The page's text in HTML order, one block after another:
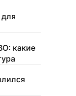
какие